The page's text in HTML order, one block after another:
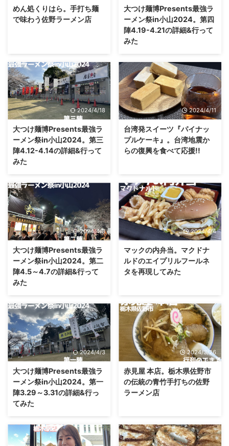
めん処くりはら。手打ち麺
で味わう佐野ラーメン店
大つけ麺博Presents最強ラ
ーメン祭in小山2024。第四
陣4.19-4.21の詳細&行って
みた
2024/4/18
大つけ麺博Presents最強ラ
ーメン祭in小山2024。第三
陣4.12-4.14の詳細&行って
みた
2024/4/11
台湾発スイーツ『パイナッ
プルケーキ』。台湾地震か
らの復興を食べて応援!!
2024/4/8
大つけ麺博Presents最強ラ
ーメン祭in小山2024。第二
陣4.5～4.7の詳細&行って
みた
2024/4/4
マックの内弁当。マクドナ
ルドのエイプリルフールネ
タを再現してみた
2024/4/3
大つけ麺博Presents最強ラ
ーメン祭in小山2024。第一
陣3.29～3.31の詳細&行っ
てみた
2024/3/26
赤見屋 本店。栃木県佐野市
の伝統の青竹手打ちの佐野
ラーメン店